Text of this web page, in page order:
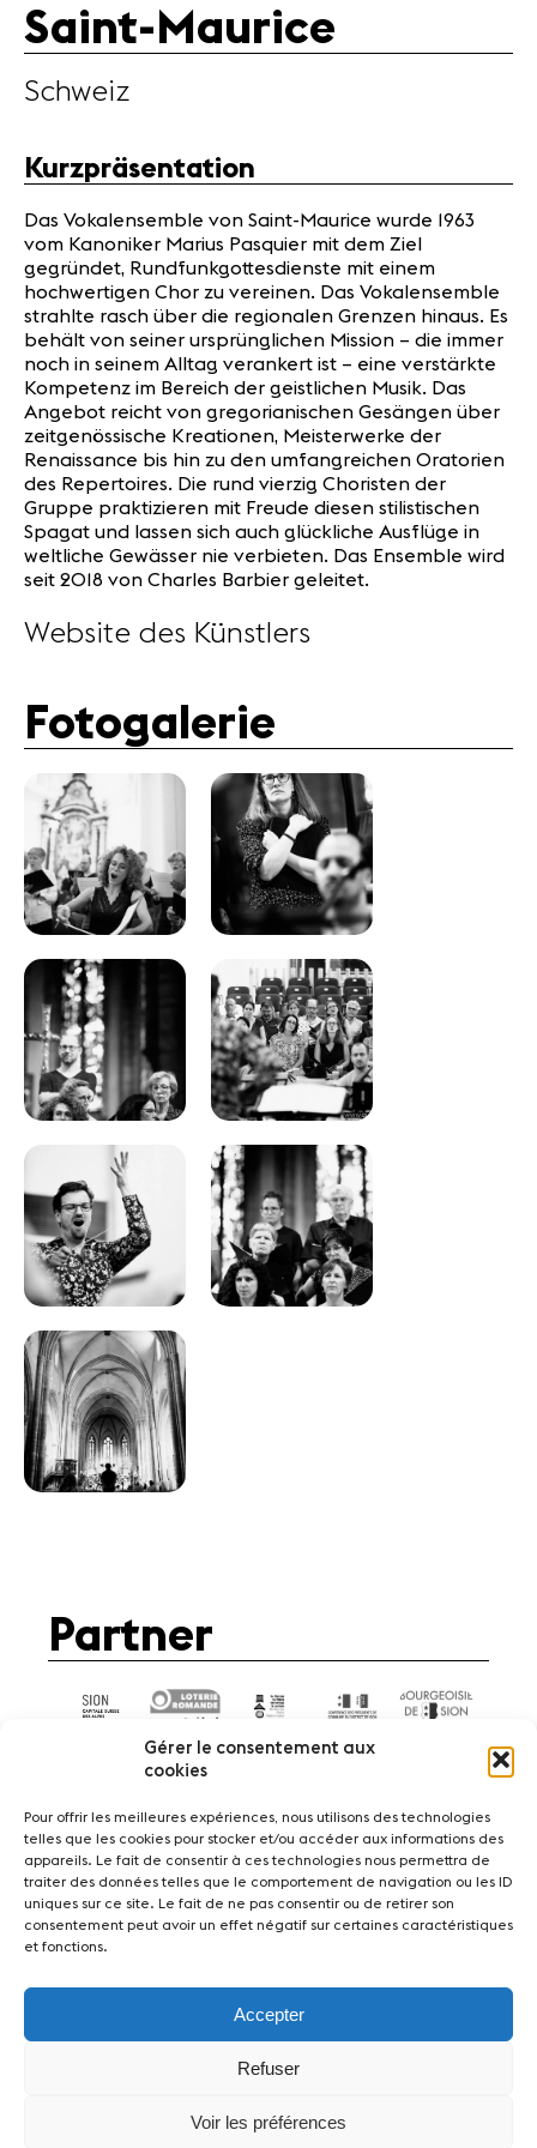
Gérer le consentement aux
cookies
Pour offrir les meilleures expériences, nous utilisons des technologies
telles que les cookies pour stocker et/ou accéder aux informations des
appareils. Le fait de consentir à ces technologies nous permettra de
traiter des données telles que le comportement de navigation ou les ID
uniques sur ce site. Le fait de ne pas consentir ou de retirer son
consentement peut avoir un effet négatif sur certaines caractéristiques
et fonctions.
Accepter
Refuser
Voir les préférences
Nützliche
Infos
Freiwillige
Medien
Presse
Jobs
Über uns
Impressum
Kontakt
Saint-Maurice
Schweiz
Kurzpräsentation
Das Vokalensemble von Saint-Maurice wurde 1963
vom Kanoniker Marius Pasquier mit dem Ziel
gegründet, Rundfunkgottesdienste mit einem
hochwertigen Chor zu vereinen. Das Vokalensemble
strahlte rasch über die regionalen Grenzen hinaus. Es
behält von seiner ursprünglichen Mission – die immer
noch in seinem Alltag verankert ist – eine verstärkte
Kompetenz im Bereich der geistlichen Musik. Das
Angebot reicht von gregorianischen Gesängen über
zeitgenössische Kreationen, Meisterwerke der
Renaissance bis hin zu den umfangreichen Oratorien
des Repertoires. Die rund vierzig Choristen der
Gruppe praktizieren mit Freude diesen stilistischen
Spagat und lassen sich auch glückliche Ausflüge in
weltliche Gewässer nie verbieten. Das Ensemble wird
seit 2018 von Charles Barbier geleitet.
Website des Künstlers
Fotogalerie
Partner
NewsKonzerteFreiwillige
Medien Über uns
design et developpement :agence Si | Studio-irresistible - Paris